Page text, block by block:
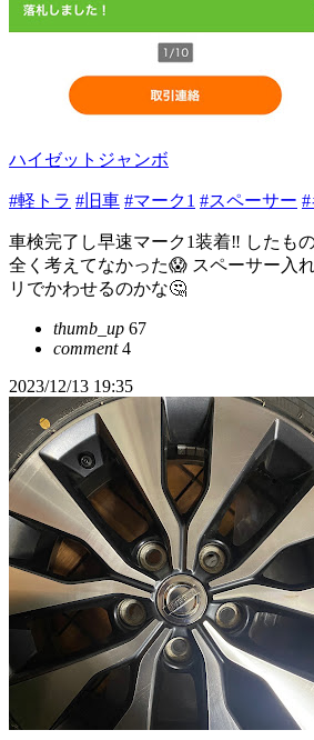
ハイゼットジャンボ
#軽トラ #旧車 #マーク1 #スペーサー
車検完了し早速マーク1装着‼️ したも
全く考えてなかった😱 スペーサー入
リでかわせるのかな🤔
thumb_up 67
comment4
2023/12/13 19:35